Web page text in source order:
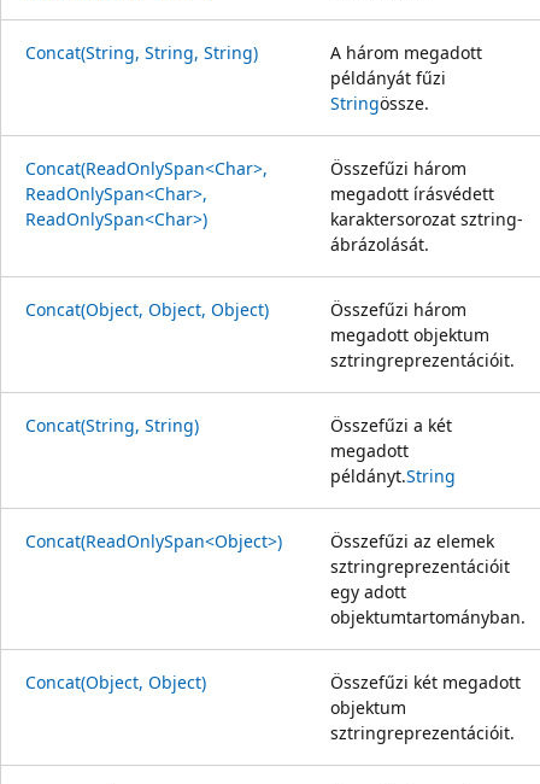
Concat(String, String, String)
A három megadott
példányát fűzi
Stringössze.
Concat(ReadOnlySpan<Char>,
ReadOnlySpan<Char>,
ReadOnlySpan<Char>)
Összefűzi három
megadott írásvédett
karaktersorozat sztring-
ábrázolását.
Concat(Object, Object, Object)
Összefűzi három
megadott objektum
sztringreprezentációit.
Concat(String, String)
Összefűzi a két
megadott
példányt.String
Concat(ReadOnlySpan<Object>)
Összefűzi az elemek
sztringreprezentációit
egy adott
objektumtartományban.
Concat(Object, Object)
Összefűzi két megadott
objektum
sztringreprezentációit.